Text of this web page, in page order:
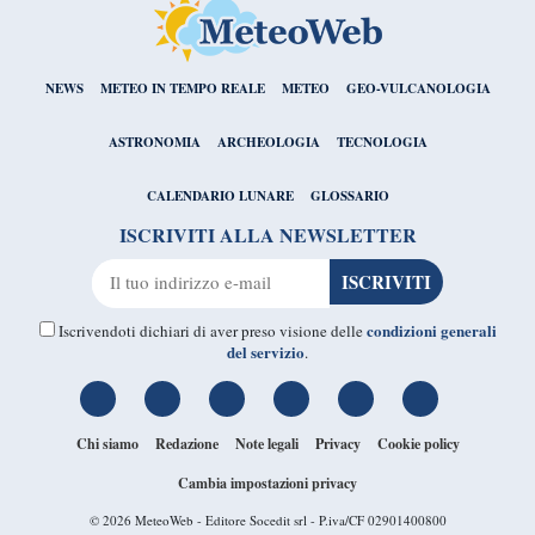
NEWS METEO IN TEMPO REALE METEO GEO-VULCANOLOGIA
ASTRONOMIA ARCHEOLOGIA TECNOLOGIA
CALENDARIO LUNARE GLOSSARIO
ISCRIVITI ALLA NEWSLETTER
Iscrivendoti dichiari di aver preso visione dellecondizioni generali
del servizio.
Chi siamo Redazione Note legali Privacy
Cookie policy
Cambia impostazioni privacy
© 2026 MeteoWeb - Editore Socedit srl - P.iva/CF 02901400800